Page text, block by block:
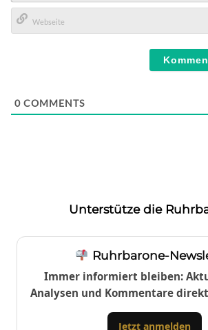
E-
Mail*
0 COMMENTS
Unterstütze die
Ruhrbarone-
Immer informiert bleiben:
Analysen und Kommentare
Jetzt anmelden